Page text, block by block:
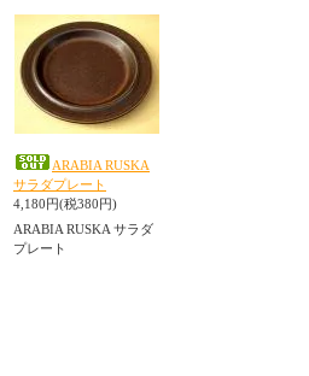
ARABIA RUSKA
サラダプレート
4,180円(税380円)
ARABIA RUSKA サラダ
プレート